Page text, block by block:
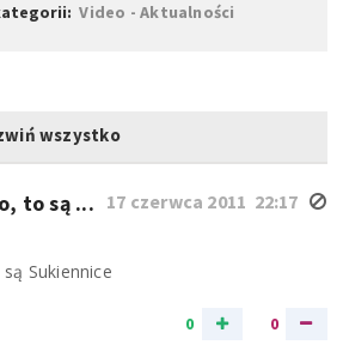
Video - Aktualności
wszystko
17 czerwca 2011 22:17
to są ...
Sukiennice
0 0